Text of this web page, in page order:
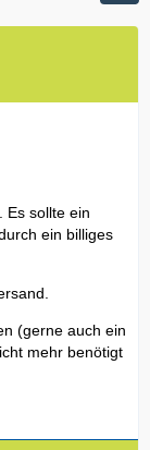
Es sollte ein
ein billiges
(gerne auch ein
mehr benötigt